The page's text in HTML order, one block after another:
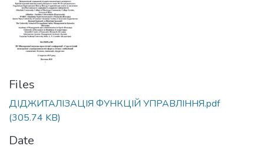
Files
ДІДЖИТАЛІЗАЦІЯ ФУНКЦІЙ УПРАВЛІННЯ.pdf
(305.74 KB)
Date